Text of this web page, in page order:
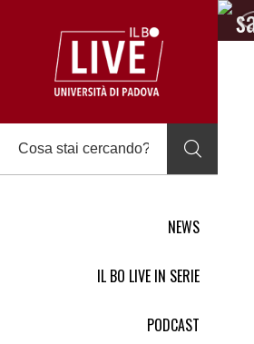
NEWS
IL BO LIVE IN SERIE
PODCAST